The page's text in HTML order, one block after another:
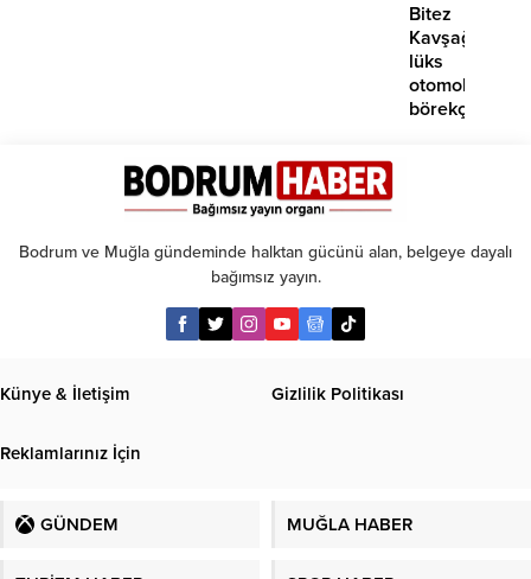
Bitez
Kavşağı’nda
lüks
otomobil
börekçiye
Bodrum ve Muğla gündeminde halktan gücünü alan, belgeye dayalı
bağımsız yayın.
Künye & İletişim Gizlilik Politikası
Reklamlarınız İçin
GÜNDEM MUĞLA HABER